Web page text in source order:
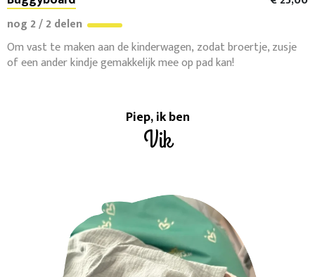
nog 2 / 2 delen
Om vast te maken aan de kinderwagen, zodat broertje, zusje
of een ander kindje gemakkelijk mee op pad kan!
Piep, ik ben
Vik